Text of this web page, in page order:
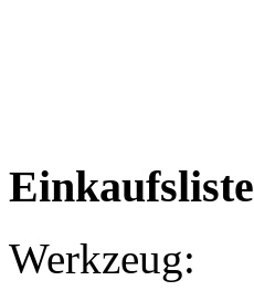
Einkaufsliste
Werkzeug: